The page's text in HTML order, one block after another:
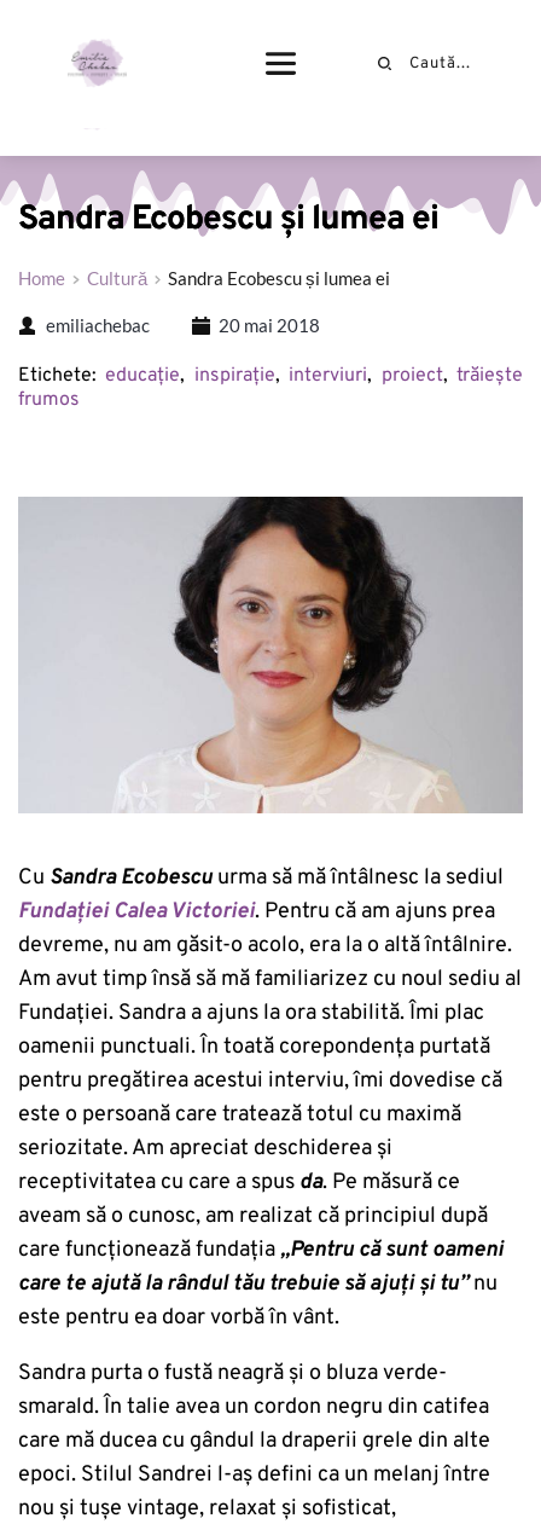
Sandra Ecobescu și lumea ei
Home Cultură Sandra Ecobescu și lumea ei
emiliachebac 20 mai 2018
Etichete: educație, inspirație, interviuri, proiect, trăiește
frumos
Cu Sandra Ecobescu urma să mă întâlnesc la sediul
Fundației Calea Victoriei. Pentru că am ajuns prea
devreme, nu am găsit-o acolo, era la o altă întâlnire.
Am avut timp însă să mă familiarizez cu noul sediu al
Fundației. Sandra a ajuns la ora stabilită. Îmi plac
oamenii punctuali. În toată corepondența purtată
pentru pregătirea acestui interviu, îmi dovedise că
este o persoană care tratează totul cu maximă
seriozitate. Am apreciat deschiderea și
receptivitatea cu care a spus da. Pe măsură ce
aveam să o cunosc, am realizat că principiul după
care funcționează fundația„Pentru că sunt oameni
care te ajută la rândul tău trebuie să ajuți și tu”nu
este pentru ea doar vorbă în vânt.
Sandra purta o fustă neagră și o bluza verde-
smarald. În talie avea un cordon negru din catifea
care mă ducea cu gândul la draperii grele din alte
epoci. Stilul Sandrei l-aș defini ca un melanj între
nou și tușe vintage, relaxat și sofisticat,